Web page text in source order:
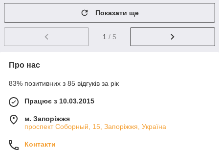
Показати ще
1 / 5
Про нас
83% позитивних з 85 відгуків за рік
Працює з 10.03.2015
м. Запоріжжя
проспект Соборный, 15, Запоріжжя, Україна
Контакти